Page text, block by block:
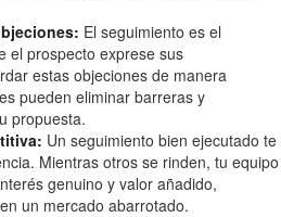
El seguimiento es el
el prospecto exprese sus
estas objeciones de manera
pueden eliminar barreras y
propuesta.
Un seguimiento bien ejecutado te
Mientras otros se rinden, tu equipo
genuino y valor añadido,
un mercado abarrotado.